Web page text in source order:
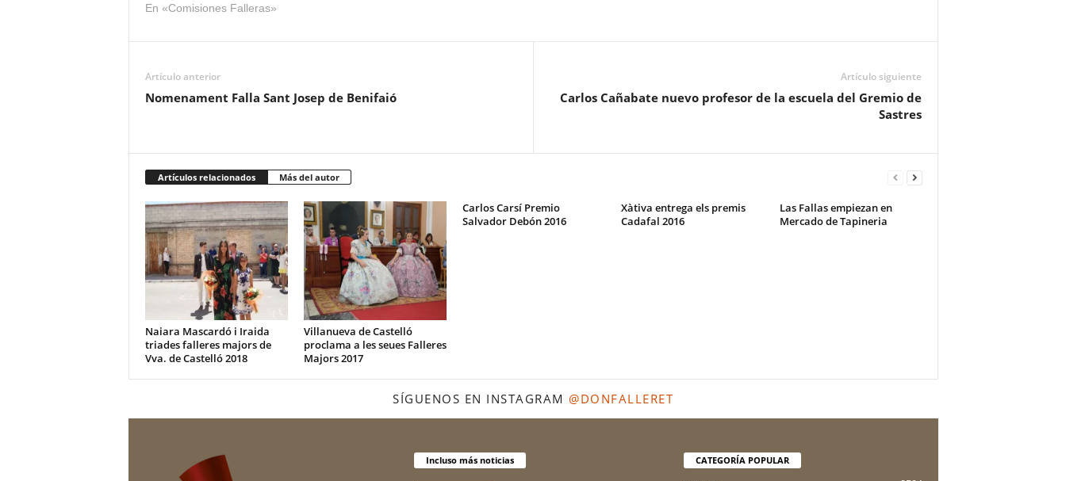
En «Comisiones Falleras»
Artículo anterior
Nomenament Falla Sant Josep de Benifaió
Artículo siguiente
Carlos Cañabate nuevo profesor de la escuela del Gremio de
Sastres
Artículos relacionados Más del autor
Naiara Mascardó i Iraida
triades falleres majors de
Vva. de Castelló 2018
Villanueva de Castelló
proclama a les seues Falleres
Majors 2017
Carlos Carsí Premio
Salvador Debón 2016
Xàtiva entrega els premis
Cadafal 2016
Las Fallas empiezan en
Mercado de Tapineria
SÍGUENOS EN INSTAGRAM @DONFALLERET
Incluso más noticias CATEGORÍA POPULAR